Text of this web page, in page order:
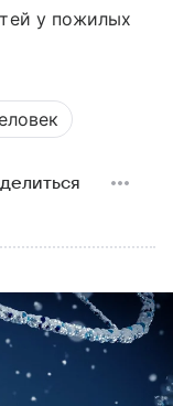
у пожилых